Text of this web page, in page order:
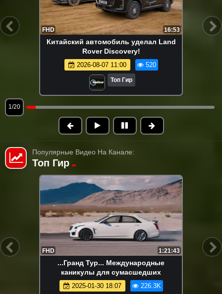
FHD 16:53
Китайский автомобиль уделал Land
Rover Discovery!
2026-08-07 11:00 520
Топ Гир
1/20
Популярные Видео На Канале:
Топ Гир
HD 1:21:43
...Гранд Тур...Сезон 3, серия 8
2024-10-19 09:05 225.6K
Топ Гир